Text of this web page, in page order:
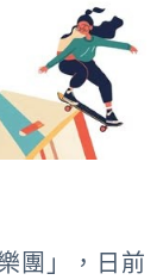
團」，日前